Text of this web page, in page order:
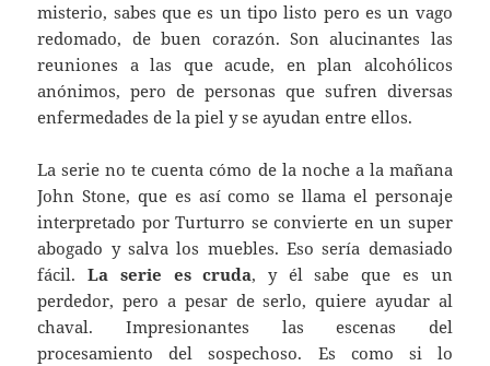
misterio, sabes que es un tipo listo pero es un vago
redomado, de buen corazón. Son alucinantes las
reuniones a las que acude, en plan alcohólicos
anónimos, pero de personas que sufren diversas
enfermedades de la piel y se ayudan entre ellos.
La serie no te cuenta cómo de la noche a la mañana
John Stone, que es así como se llama el personaje
interpretado por Turturro se convierte en un super
abogado y salva los muebles. Eso sería demasiado
fácil.La serie es cruda, y él sabe que es un
perdedor, pero a pesar de serlo, quiere ayudar al
chaval. Impresionantes las escenas del
procesamiento del sospechoso. Es como si lo